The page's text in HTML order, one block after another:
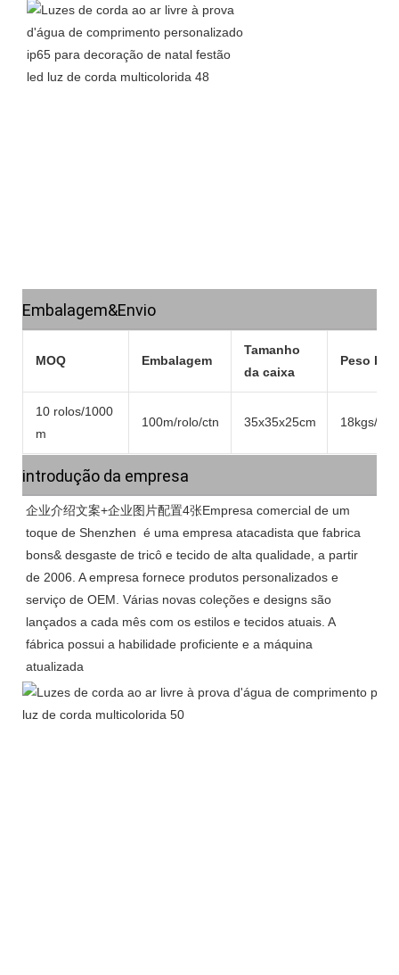
Embalagem&Envio
MOQ Embalagem
Tamanho
da caixa
Peso
10 rolos/1000
m
100m/rolo/ctn 35x35x25cm 18kgs/ctn
introdução da empresa
企业介绍文案+企业图片配置4张Empresa comercial de um
toque de Shenzhen é uma empresa atacadista que fabrica
bons& desgaste de tricô e tecido de alta qualidade, a partir
de 2006. A empresa fornece produtos personalizados e
serviço de OEM. Várias novas coleções e designs são
lançados a cada mês com os estilos e tecidos atuais. A
fábrica possui a habilidade proficiente e a máquina
atualizada